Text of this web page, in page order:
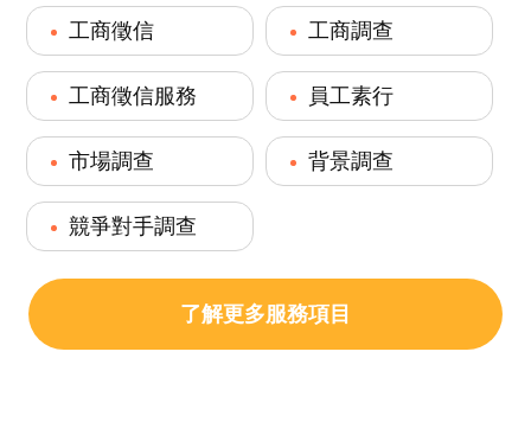
工商徵信 工商調查
工商徵信服務 員工素行
市場調查 背景調查
競爭對手調查
了解更多服務項目